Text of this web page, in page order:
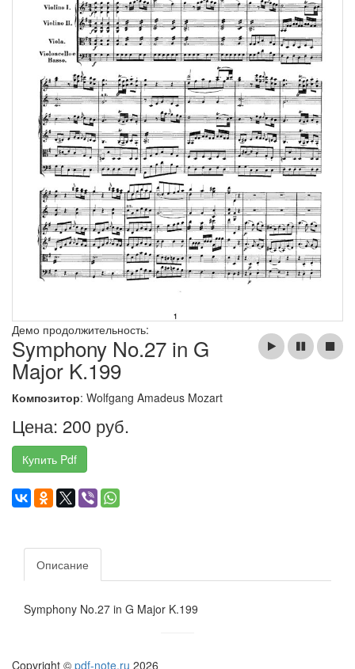
Демо продолжительность:
Symphony No.27 in G
Major K.199
Композитор: Wolfgang Amadeus Mozart
Цена: 200 руб.
Купить Pdf
Описание
Symphony No.27 in G Major K.199
Copyright © pdf-note.ru 2026